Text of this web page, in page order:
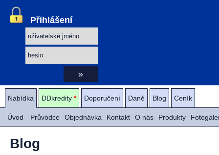
Přihlášení
Nabídka DDkredity * Doporučení Daně Blog Ceník
Úvod Průvodce Objednávka Kontakt O nás Produkty
Blog